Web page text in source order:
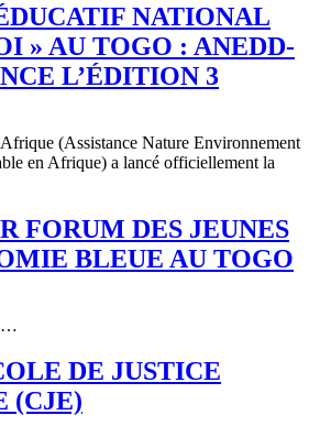
NATIONAL
» AU TOGO : ANEDD-
L’ÉDITION 3
(Assistance Nature Environnement
en Afrique) a lancé officiellement la
FORUM DES JEUNES
BLEUE AU TOGO
…
DE JUSTICE
(CJE)